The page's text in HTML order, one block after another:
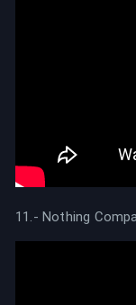
11.- Nothing